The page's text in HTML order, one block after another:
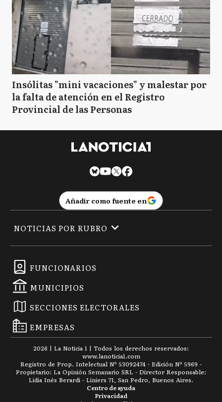
Insólitas "mini vacaciones" y malestar por
la falta de atención en el Registro
Provincial de las Personas
Añadir como fuente en
FUNCIONARIOS
MUNICIPIOS
SECCIONES ELECTORALES
EMPRESAS
NOTICIAS POR RUBRO
2026 | La Noticia 1 | Todos los derechos reservados:
www.lanoticia1.com
Registro de Prop. Intelectual Nº 53092474 · Edición Nº 5969 -
Propietario: La Opinión Semanario SRL - Director Responsable:
Lidia Inés Berardi - Liniers 71, San Pedro, Buenos Aires.
Privacidad
Centro de ayuda